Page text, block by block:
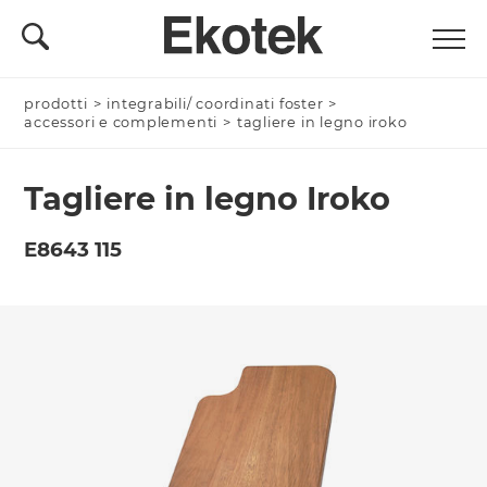
prodotti > integrabili/ coordinati foster >
accessori e complementi > tagliere in legno iroko
Tagliere in legno Iroko
E8643 115
Nominativo *
Azienda/Privato *